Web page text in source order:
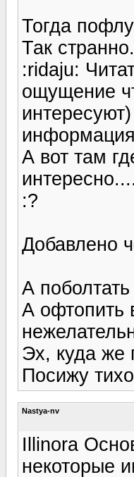
Тогда
Так
:ridaju:
ощущение
А вот там
интересно....
:?
Добавлено
А
А офтопить
Эх, куда же
Посижу
Nastya-nv
Illinora
некоторые